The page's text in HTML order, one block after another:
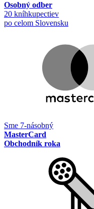
Osobný odber
20 kníhkupectiev
po celom Slovensku
Sme 7-násobný
MasterCard
Obchodník roka